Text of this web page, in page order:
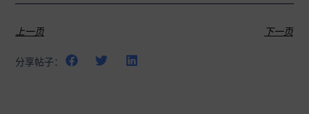
上一页 下一页
分享帖子：